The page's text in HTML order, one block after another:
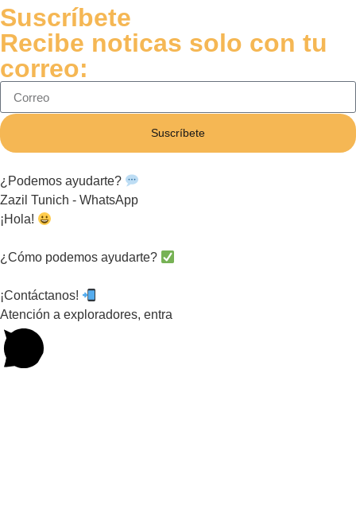
Suscríbete
Recibe noticas solo con tu
correo:
Suscríbete
¿Podemos ayudarte?
Zazil Tunich - WhatsApp
¡Hola!
¿Cómo podemos ayudarte?
¡Contáctanos!
Atención a exploradores, entra